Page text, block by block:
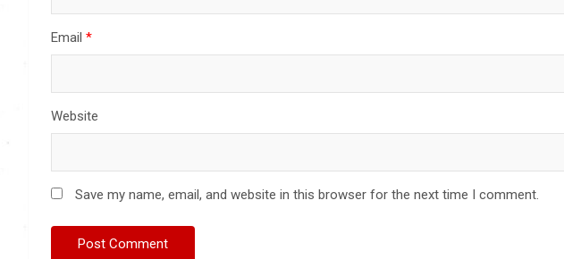
Email *
Website
Save my name, email, and website in this browser for the next time I comment.